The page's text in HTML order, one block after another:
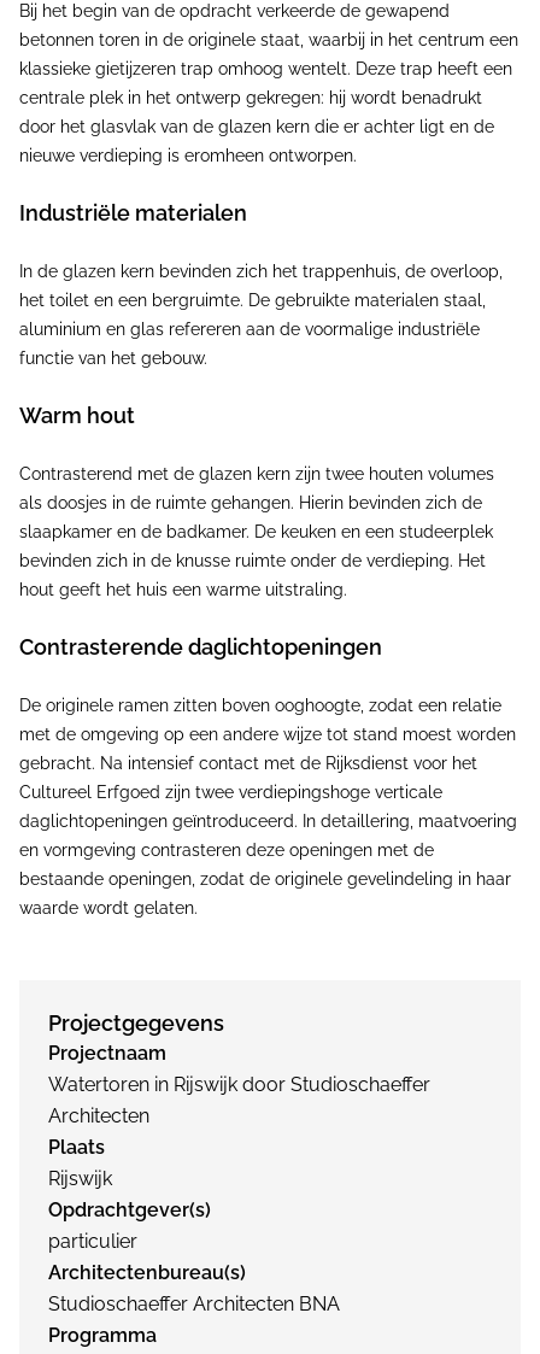
Bij het begin van de opdracht verkeerde de gewapend
betonnen toren in de originele staat, waarbij in het centrum een
klassieke gietijzeren trap omhoog wentelt. Deze trap heeft een
centrale plek in het ontwerp gekregen: hij wordt benadrukt
door het glasvlak van de glazen kern die er achter ligt en de
nieuwe verdieping is eromheen ontworpen.
Industriële materialen
In de glazen kern bevinden zich het trappenhuis, de overloop,
het toilet en een bergruimte. De gebruikte materialen staal,
aluminium en glas refereren aan de voormalige industriële
functie van het gebouw.
Warm hout
Contrasterend met de glazen kern zijn twee houten volumes
als doosjes in de ruimte gehangen. Hierin bevinden zich de
slaapkamer en de badkamer. De keuken en een studeerplek
bevinden zich in de knusse ruimte onder de verdieping. Het
hout geeft het huis een warme uitstraling.
Contrasterende daglichtopeningen
De originele ramen zitten boven ooghoogte, zodat een relatie
met de omgeving op een andere wijze tot stand moest worden
gebracht. Na intensief contact met de Rijksdienst voor het
Cultureel Erfgoed zijn twee verdiepingshoge verticale
daglichtopeningen geïntroduceerd. In detaillering, maatvoering
en vormgeving contrasteren deze openingen met de
bestaande openingen, zodat de originele gevelindeling in haar
waarde wordt gelaten.
Projectgegevens
Projectnaam
Watertoren in Rijswijk door Studioschaeffer
Architecten
Plaats
Rijswijk
Opdrachtgever(s)
particulier
Architectenbureau(s)
Studioschaeffer Architecten BNA
Programma